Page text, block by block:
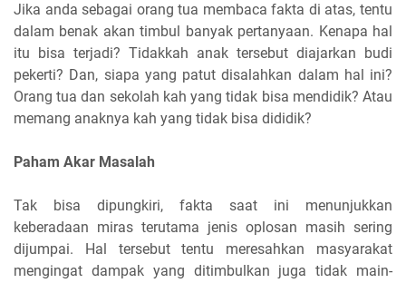
Jika anda sebagai orang tua membaca fakta di atas, tentu
dalam benak akan timbul banyak pertanyaan. Kenapa hal
itu bisa terjadi? Tidakkah anak tersebut diajarkan budi
pekerti? Dan, siapa yang patut disalahkan dalam hal ini?
Orang tua dan sekolah kah yang tidak bisa mendidik? Atau
memang anaknya kah yang tidak bisa dididik?
Paham Akar Masalah
Tak bisa dipungkiri, fakta saat ini menunjukkan
keberadaan miras terutama jenis oplosan masih sering
dijumpai. Hal tersebut tentu meresahkan masyarakat
mengingat dampak yang ditimbulkan juga tidak main-